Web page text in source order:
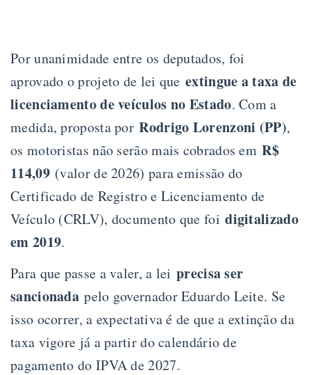
Por unanimidade entre os deputados, foi
aprovado o projeto de lei queextingue a taxa de
licenciamento de veículos no Estado. Com a
medida, proposta porRodrigo Lorenzoni (PP),
os motoristas não serão mais cobrados emR$
114,09(valor de 2026) para emissão do
Certificado de Registro e Licenciamento de
Veículo (CRLV), documento que foidigitalizado
em 2019.
Para que passe a valer, a lei precisa ser
sancionada pelo governador Eduardo Leite. Se
isso ocorrer, a expectativa é de que a extinção da
taxa vigore já a partir do calendário de
pagamento do IPVA de 2027.